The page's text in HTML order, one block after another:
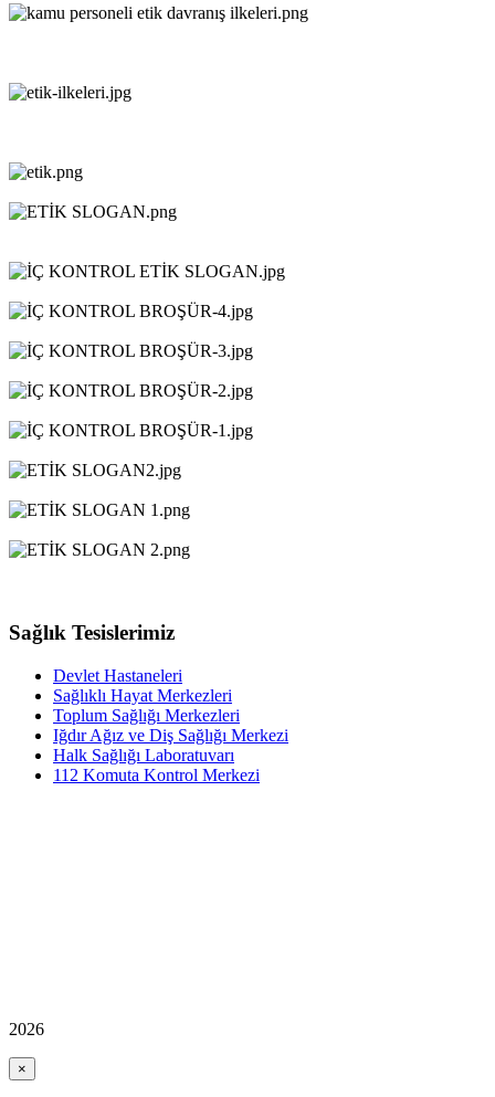
Sağlık Tesislerimiz
Devlet Hastaneleri
Sağlıklı Hayat Merkezleri
Toplum Sağlığı Merkezleri
Iğdır Ağız ve Diş Sağlığı Merkezi
Halk Sağlığı Laboratuvarı
112 Komuta Kontrol Merkezi
2026
×